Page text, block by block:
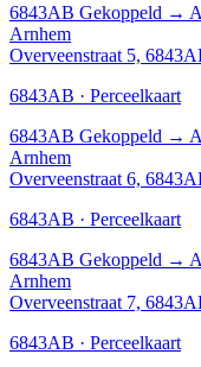
6843AB Gekoppeld →
Arnhem
Overveenstraat 5,
6843AB · Perceelkaart
6843AB Gekoppeld →
Arnhem
Overveenstraat 6,
6843AB · Perceelkaart
6843AB Gekoppeld →
Arnhem
Overveenstraat 7,
6843AB · Perceelkaart